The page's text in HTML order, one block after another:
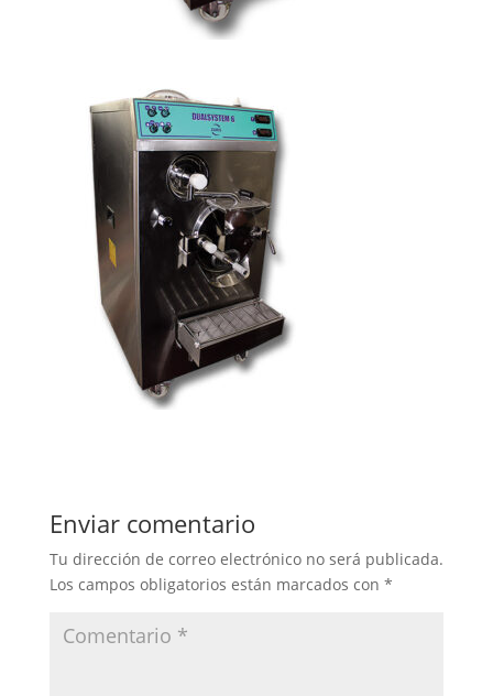
Enviar comentario
Tu dirección de correo electrónico no será publicada.
Los campos obligatorios están marcados con *